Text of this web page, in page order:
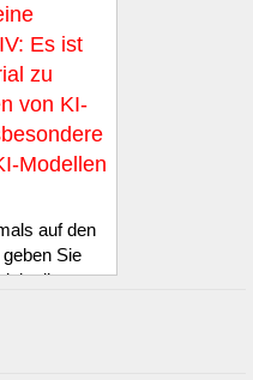
Es ist
zu
von KI-
Modellen
auf den
Sie
die
des*der